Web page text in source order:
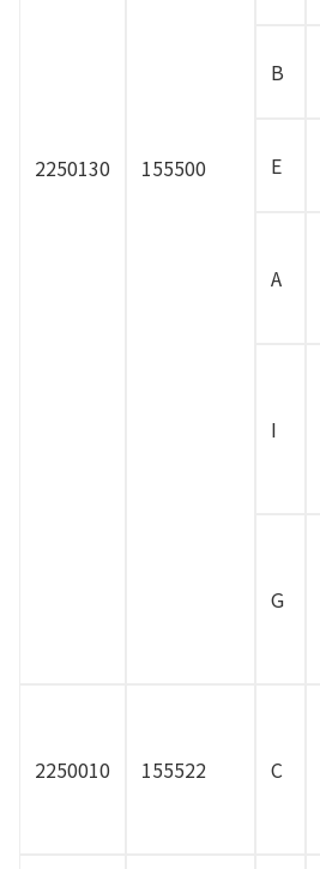
2250130 155500
B
E
A
I
G
2250010 155522 C